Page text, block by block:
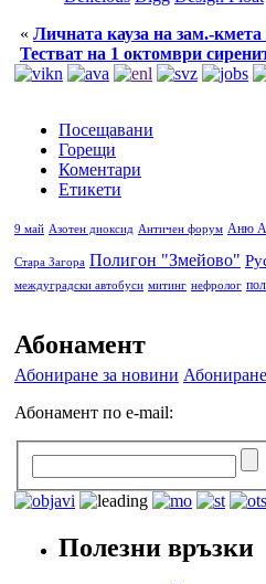
« Личната кауза на зам.-
Тестват на 1 октомври
Посещавани
Горещи
Коментари
Етикети
9 май Азотен диоксид Античен форум Аню
Стара Загора Полигон "Змейово"
междуградски автобуси митинг нефролог
Абонамент
Абониране за новини
Абонамент по e-mail:
Полезни връзки